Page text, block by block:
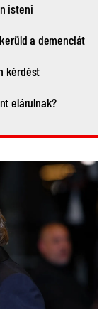
isteni
a demenciát
kérdést
elárulnak?